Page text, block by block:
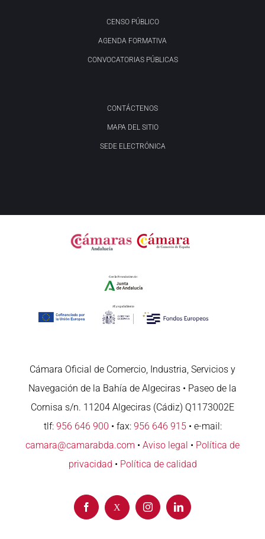
CENSO PÚBLICO
AGENDA FORMATIVA
CONVOCATORIAS PÚBLICAS
CONTÁCTENOS
MAPA DEL SITIO
SEDE ELECTRÓNICA
Cámara Oficial de Comercio, Industria, Servicios y
Navegación de la Bahía de Algeciras • Paseo de la
Cornisa s/n. 11204 Algeciras (Cádiz) Q1173002E
tlf: 956 646 900 • fax: 956 646 915• e-mail:
camara@camarabda.com • Aviso legal • Política de
privacidad • Política de calidad
Facebook
X InstagramLinkedIn